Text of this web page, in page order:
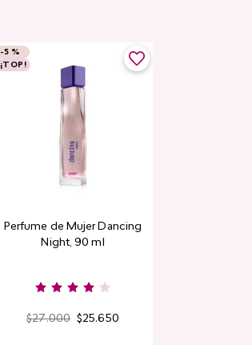
-5 %
¡TOP!
Perfume de Mujer Dancing
Night, 90 ml
$27.000 $25.650